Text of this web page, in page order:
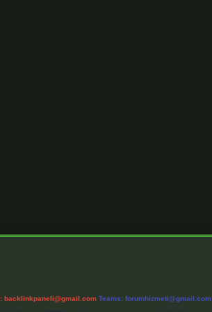
backlinkpaneli@gmail.com Teams: forumhizmeti@gmail.com